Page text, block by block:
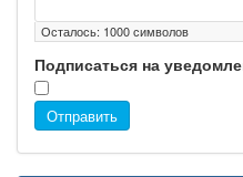
Осталось: 1000символов
Подписаться на
Отправить